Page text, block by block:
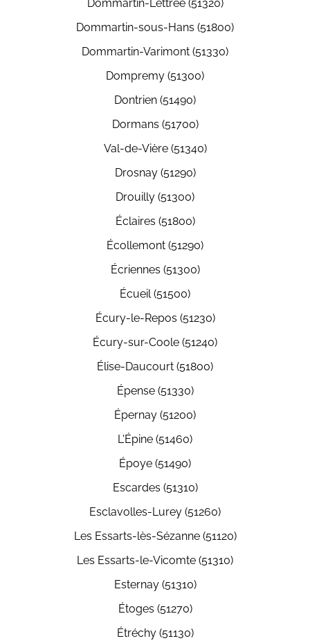
Dommartin-Lettrée (51320)
Dommartin-sous-Hans (51800)
Dommartin-Varimont (51330)
Dompremy (51300)
Dontrien (51490)
Dormans (51700)
Val-de-Vière (51340)
Drosnay (51290)
Drouilly (51300)
Éclaires (51800)
Écollemont (51290)
Écriennes (51300)
Écueil (51500)
Écury-le-Repos (51230)
Écury-sur-Coole (51240)
Élise-Daucourt (51800)
Épense (51330)
Épernay (51200)
L'Épine (51460)
Époye (51490)
Escardes (51310)
Esclavolles-Lurey (51260)
Les Essarts-lès-Sézanne (51120)
Les Essarts-le-Vicomte (51310)
Esternay (51310)
Étoges (51270)
Étréchy (51130)